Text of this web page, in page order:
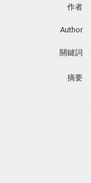
作者
Author
關鍵詞
摘要